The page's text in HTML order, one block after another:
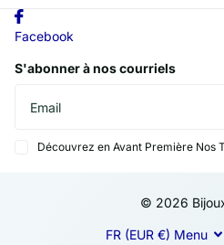
Facebook
S'abonner à nos courriels
Découvrez en Avant Première Nos
© 2026
FR (EUR €) Menu